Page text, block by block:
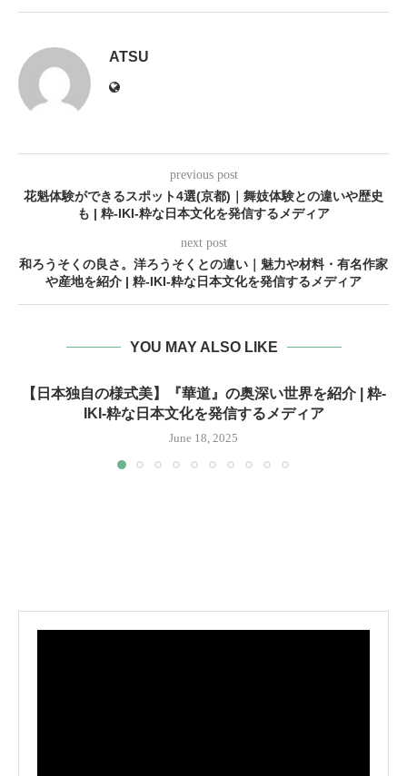
ATSU
previous post
花魁体験ができるスポット4選(京都)｜舞妓体験との違いや歴史
も | 粋-IKI-粋な日本文化を発信するメディア
next post
和ろうそくの良さ。洋ろうそくとの違い｜魅力や材料・有名作家
や産地を紹介 | 粋-IKI-粋な日本文化を発信するメディア
YOU MAY ALSO LIKE
【日本独自の様式美】『華道』の奥深い世界を紹介 | 粋-
IKI-粋な日本文化を発信するメディア
June 18, 2025